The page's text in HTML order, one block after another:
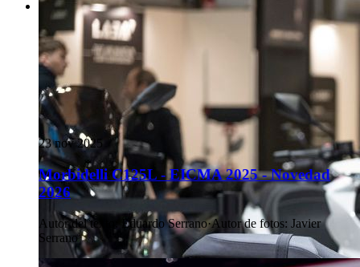
23 nov 2025
Morbidelli C125L - EICMA 2025 - Novedad
2026
Autor del texto Eduardo Serrano·Autor de fotos: Javier
Serrano